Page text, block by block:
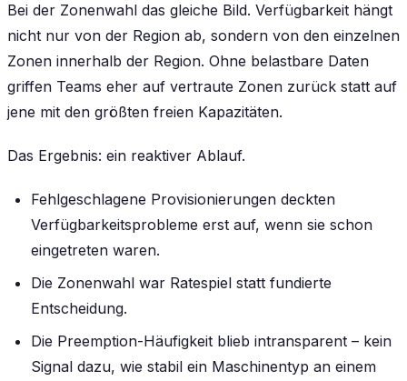
Bei der Zonenwahl das gleiche Bild. Verfügbarkeit hängt
nicht nur von der Region ab, sondern von den einzelnen
Zonen innerhalb der Region. Ohne belastbare Daten
griffen Teams eher auf vertraute Zonen zurück statt auf
jene mit den größten freien Kapazitäten.
Das Ergebnis: ein reaktiver Ablauf.
Fehlgeschlagene Provisionierungen deckten
Verfügbarkeitsprobleme erst auf, wenn sie schon
eingetreten waren.
Die Zonenwahl war Ratespiel statt fundierte
Entscheidung.
Die Preemption-Häufigkeit blieb intransparent – kein
Signal dazu, wie stabil ein Maschinentyp an einem